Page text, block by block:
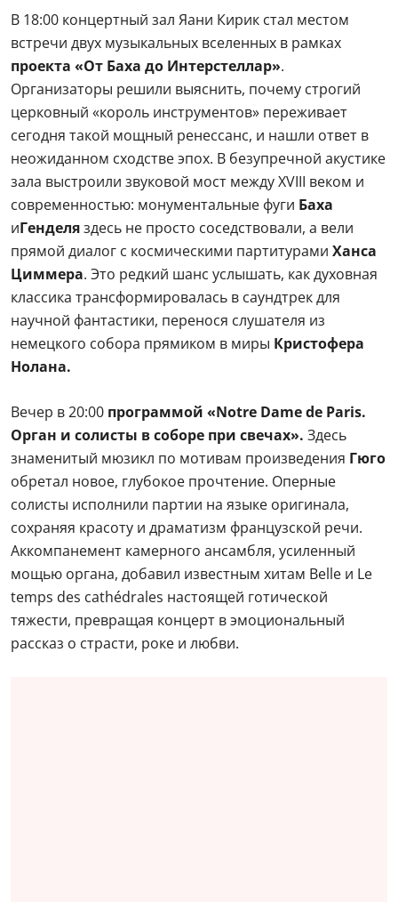
В 18:00 концертный зал Яани Кирик стал местом
встречи двух музыкальных вселенных в рамках
проекта «От Баха до Интерстеллар».
Организаторы решили выяснить, почему строгий
церковный «король инструментов» переживает
сегодня такой мощный ренессанс, и нашли ответ в
неожиданном сходстве эпох. В безупречной акустике
зала выстроили звуковой мост между XVIII веком и
современностью: монументальные фуги Баха
иГенделяздесь не просто соседствовали, а вели
прямой диалог с космическими партитурами Ханса
Циммера. Это редкий шанс услышать, как духовная
классика трансформировалась в саундтрек для
научной фантастики, перенося слушателя из
немецкого собора прямиком в миры Кристофера
Нолана.
Вечер в 20:00 программой «Notre Dame de Paris.
Орган и солисты в соборе при свечах». Здесь
знаменитый мюзикл по мотивам произведения Гюго
обретал новое, глубокое прочтение. Оперные
солисты исполнили партии на языке оригинала,
сохраняя красоту и драматизм французской речи.
Аккомпанемент камерного ансамбля, усиленный
мощью органа, добавил известным хитам Belle и Le
temps des cathédrales настоящей готической
тяжести, превращая концерт в эмоциональный
рассказ о страсти, роке и любви.